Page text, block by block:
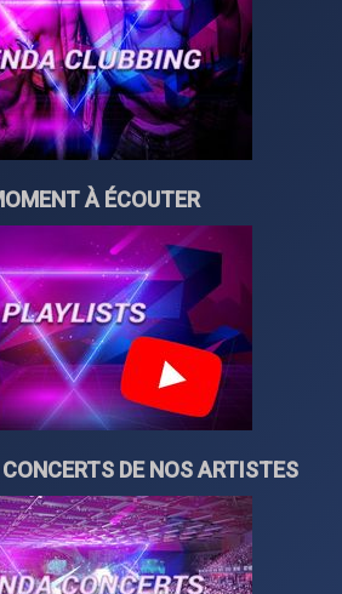
À ÉCOUTER
DE NOS ARTISTES